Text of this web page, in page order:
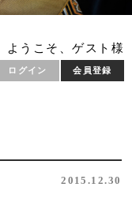
ようこそ、ゲスト様
ログイン 会員登録
2015.12.30